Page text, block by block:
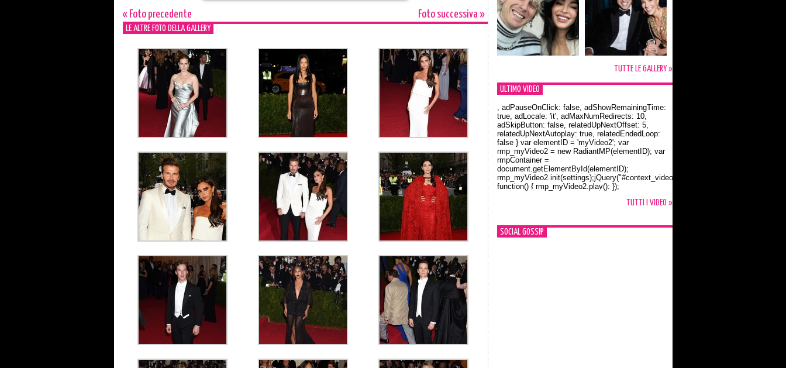
« Foto precedente Foto successiva »
LE ALTRE FOTO DELLA GALLERY
TUTTE LE GALLERY »
ULTIMO VIDEO
Orlando Bloom e la t-shirt dedicata a Flynn
, adPauseOnClick: false, adShowRemainingTime:
true, adLocale: 'it', adMaxNumRedirects: 10,
adSkipButton: false, relatedUpNextOffset: 5,
relatedUpNextAutoplay: true, relatedEndedLoop:
false } var elementID = 'myVideo2'; var
rmp_myVideo2 = new RadiantMP(elementID); var
rmpContainer =
document.getElementById(elementID);
rmp_myVideo2.init(settings);jQuery("#context_video2").one("mouseover",
function() { rmp_myVideo2.play(); });
TUTTI I VIDEO »
SOCIAL GOSSIP